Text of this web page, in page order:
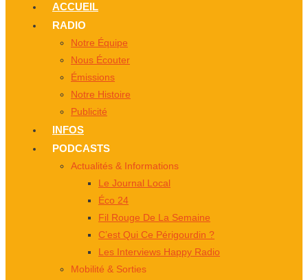
ACCUEIL
RADIO
Notre Équipe
Nous Écouter
Émissions
Notre Histoire
Publicité
INFOS
PODCASTS
Actualités & Informations
Le Journal Local
Éco 24
Fil Rouge De La Semaine
C’est Qui Ce Périgourdin ?
Les Interviews Happy Radio
Mobilité & Sorties